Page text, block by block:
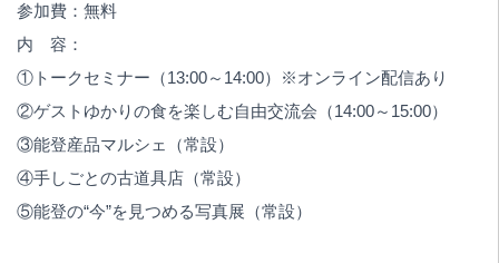
参加費：無料
内 容：
①トークセミナー（13:00～14:00）※オンライン配信あり
②ゲストゆかりの食を楽しむ自由交流会（14:00～15:00）
③能登産品マルシェ（常設）
④手しごとの古道具店（常設）
⑤能登の“今”を見つめる写真展（常設）